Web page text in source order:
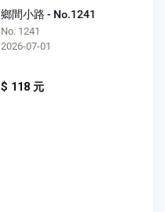
鄉間小路 - No.1241
No. 1241
2026-07-01
$ 118 元